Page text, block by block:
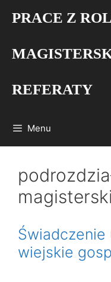
PRACE Z
REFERATY
Menu
Świadczenie
wiejskie